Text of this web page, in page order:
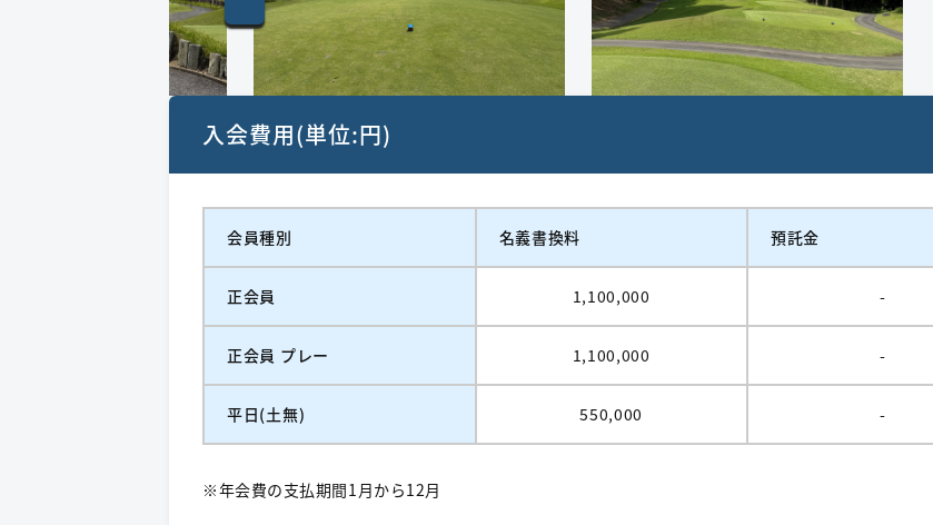
入会費用(単位:円)
会員種別 名義書換料 預託金
正会員 1,100,000 -
正会員 プレー 1,100,000 -
平日(土無) 550,000 -
※年会費の支払期間1月から12月